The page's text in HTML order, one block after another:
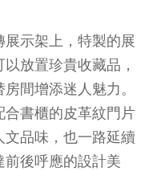
示架上，特製的展
放置珍貴收藏品，
間增添迷人魅力。
合書櫃的皮革紋門片
品味，也一路延續
後呼應的設計美